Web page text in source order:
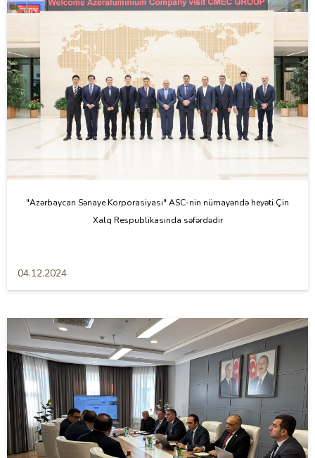
"Azərbaycan Sənaye Korporasiyası" ASC-nin nümayəndə heyəti Çin
Xalq Respublikasında səfərdədir
04.12.2024